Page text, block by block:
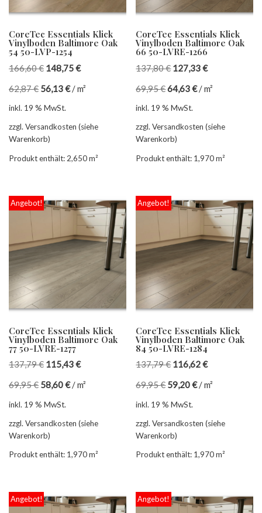
CoreTec Essentials Klick
Vinylboden Baltimore Oak
54 50-LVP-1254
166,60€ 148,75€
62,87€ 56,13€/m²
inkl. 19 % MwSt.
zzgl. Versandkosten (siehe
Warenkorb)
Produkt enthält: 2,650m²
CoreTec Essentials Klick
Vinylboden Baltimore Oak
66 50-LVRE-1266
137,80€ 127,33€
69,95€64,63€/m²
inkl. 19 % MwSt.
zzgl. Versandkosten (siehe
Warenkorb)
Produkt enthält: 1,970m²
Angebot!
CoreTec Essentials Klick
Vinylboden Baltimore Oak
77 50-LVRE-1277
137,79€ 115,43€
69,95€ 58,60€/m²
inkl. 19 % MwSt.
zzgl. Versandkosten (siehe
Warenkorb)
Produkt enthält: 1,970m²
Angebot!
CoreTec Essentials Klick
Vinylboden Baltimore Oak
84 50-LVRE-1284
137,79€ 116,62€
69,95€ 59,20€/m²
inkl. 19 % MwSt.
zzgl. Versandkosten (siehe
Warenkorb)
Produkt enthält: 1,970m²
Angebot! Angebot!